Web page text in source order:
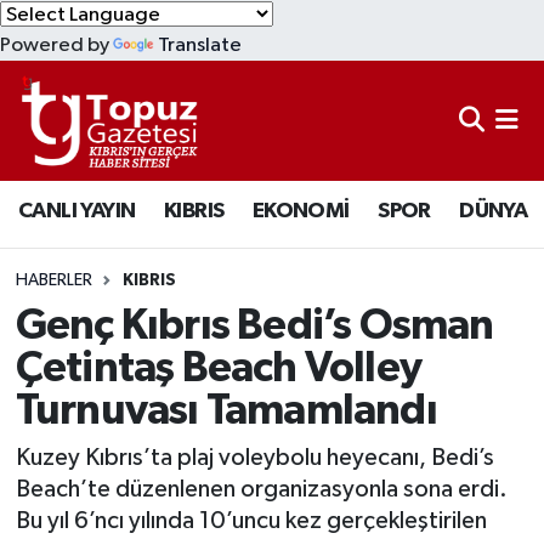
Powered by Translate
CANLI YAYIN KIBRIS EKONOMİ SPOR DÜNYA
HABERLER KIBRIS
Genç Kıbrıs Bedi’s Osman
Çetintaş Beach Volley
Turnuvası Tamamlandı
Kuzey Kıbrıs’ta plaj voleybolu heyecanı, Bedi’s
Beach’te düzenlenen organizasyonla sona erdi.
Bu yıl 6’ncı yılında 10’uncu kez gerçekleştirilen
KIBRIS
DÜNYA
EKONOMİ
MAGAZİN
SAĞLIK
SPOR
TEKNOLOJİ
TÜRKİYE
Lefkoşa Nöbetçi Eczaneler
Lefkoşa Hava Durumu
Lefkoşa Trafik Yoğunluk Haritası
Süper Lig Puan Durumu ve Fikstür
Tüm Manşetler
Son Dakika Haberleri
Haber Arşivi